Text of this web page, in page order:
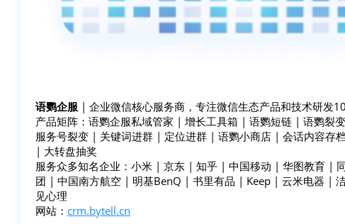
语鹦企服 | 企业微信核心服务商，专注微信生态产品和技术研发
产品矩阵：语鹦企服私域管家 | 增长工具箱 | 语鹦短链 | 语鹦
服务号裂变 | 关键词进群 | 定位进群 | 语鹦小商店 | 会话内容
| 大转盘抽奖
服务众多知名企业：小米 | 京东 | 知乎 | 中国移动 | 华图教育 |
团 | 中国南方航空 | 明基BenQ | 书里有品 | Keep | 云米电器 |
见心理
网站： crm.bytell.cn